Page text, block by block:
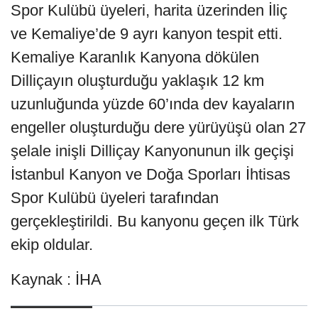
Spor Kulübü üyeleri, harita üzerinden İliç
ve Kemaliye’de 9 ayrı kanyon tespit etti.
Kemaliye Karanlık Kanyona dökülen
Dilliçayın oluşturduğu yaklaşık 12 km
uzunluğunda yüzde 60’ında dev kayaların
engeller oluşturduğu dere yürüyüşü olan 27
şelale inişli Dilliçay Kanyonunun ilk geçişi
İstanbul Kanyon ve Doğa Sporları İhtisas
Spor Kulübü üyeleri tarafından
gerçekleştirildi. Bu kanyonu geçen ilk Türk
ekip oldular.
Kaynak : İHA